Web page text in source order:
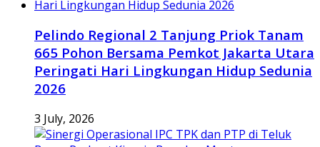
Pelindo Regional 2 Tanjung Priok Tanam
665 Pohon Bersama Pemkot Jakarta Utara
Peringati Hari Lingkungan Hidup Sedunia
2026
3 July, 2026